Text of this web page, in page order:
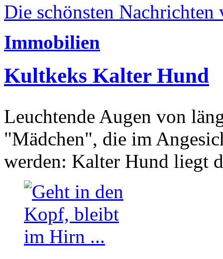
Die schönsten Nachrichten
Immobilien
Kultkeks Kalter Hund
Leuchtende Augen von
"Mädchen", die im
werden: Kalter Hund liegt